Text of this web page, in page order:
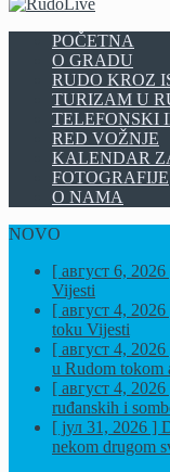
POČETNA
O GRADU
RUDO KROZ
TURIZAM U
TELEFONSKI
RED VOŽNJE
KALENDAR
FOTOGRAFIJE
O NAMA
NOVO
[ август 6, 2026
Vijesti
[ август 4, 2026
toku Vijesti
[ август 4, 2026
u Rudom tokom
[ август 4, 2026
ruđanskih i
[ јул 31, 2026 ]
nekom drugom